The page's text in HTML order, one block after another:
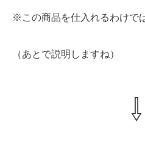
※この商品を仕入れるわけで
（あとで説明しますね）
⇩